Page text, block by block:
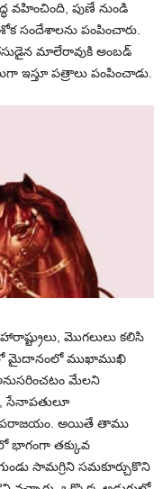
వహించింది, పుణే నుండి
సందేశాలను పంపించారు.
మాలేరావుకి అంబడ్
ఇస్తూ పత్రాలు పంపించాడు.
మొగలులు కలిసి
మైదానంలో ముఖాముఖి
మేలని
సేనాపతులూ
పరాజయం. అయితే తాము
భాగంగా తక్కువ
సామగ్రిని సమకూర్చుకొని